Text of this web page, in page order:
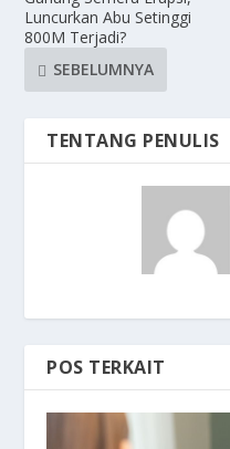
Luncurkan Abu Setinggi
800M Terjadi?
SEBELUMNYA
TENTANG PENULIS
POS TERKAIT